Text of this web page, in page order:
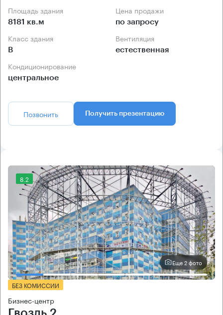
Площадь здания
8181 кв.м
Цена продажи
по запросу
Класс здания
B
Вентиляция
естественная
Кондиционирование
центральное
Позвонить Получить презентацию
8.2
Еще 2 фото
БЕЗ КОМИССИИ
Бизнес-центр